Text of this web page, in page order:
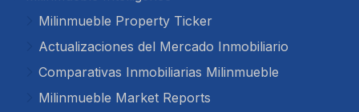
Milinmueble Property Ticker
Actualizaciones del Mercado Inmobiliario
Comparativas Inmobiliarias Milinmueble
Milinmueble Market Reports